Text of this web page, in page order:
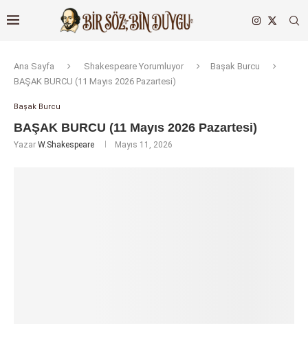
Ana Sayfa Shakespeare Yorumluyor
Başak Burcu
BAŞAK BURCU (11 Mayıs 2026 Pazartesi)
Başak Burcu
BAŞAK BURCU (11 Mayıs 2026 Pazartesi)
Yazar W.Shakespeare Mayıs 11, 2026